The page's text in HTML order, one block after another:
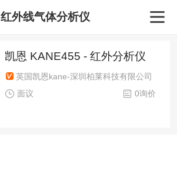
红外线气体分析仪
凯恩 KANE455 - 红外分析仪
英国凯恩kane-深圳柏莱科技有限公司
0询价
面议